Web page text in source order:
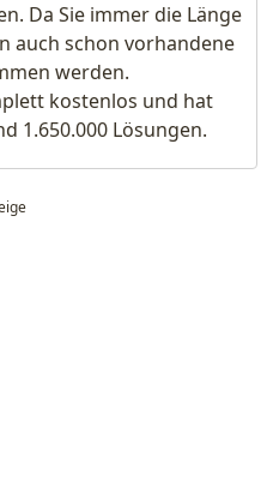
Da Sie immer die Länge
auch schon vorhandene
werden.
kostenlos und hat
1.650.000 Lösungen.